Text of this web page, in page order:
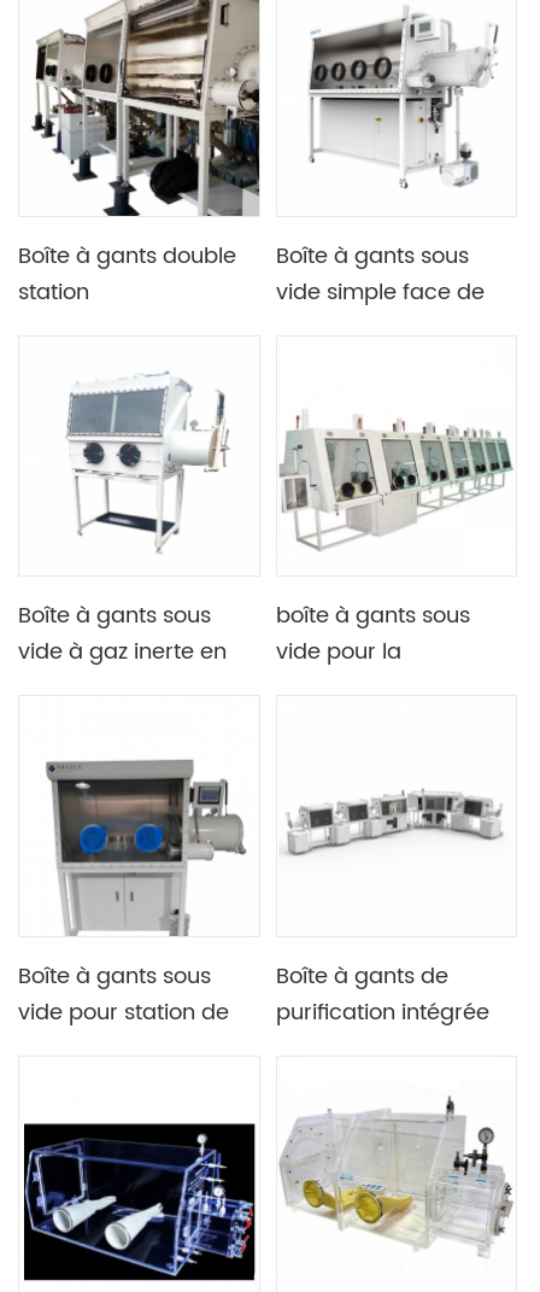
purification et de
régénération
dans l'eau
Boîte à gants double
station
vide avec pédale
antidéflagrante
Boîte à gants sous
vide simple face de
grande chambre de
transition de 600 mm
de longueur
Boîte à gants sous
vide à gaz inerte en
boîte à gants sous
vide pour la
de vide
Boîte à gants sous
vide pour station de
système de
purification
Boîte à gants de
purification intégrée
circulation d'eau et
d'oxygène